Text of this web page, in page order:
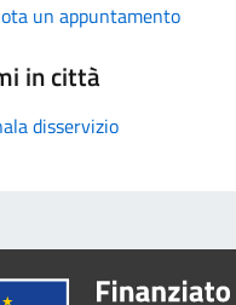
un appuntamento
in città
disservizio